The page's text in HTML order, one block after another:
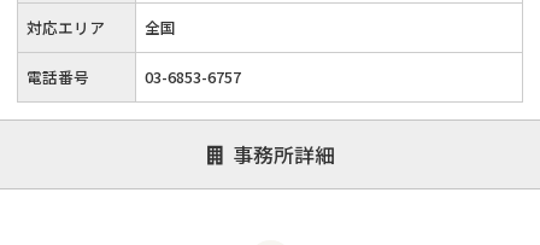
対応エリア 全国
電話番号 03-6853-6757
事務所詳細